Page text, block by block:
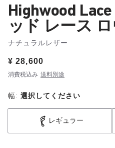
Highwood
ッド レース ロ
ナチュラルレザー
Price:
¥ 28,600
消費税込み 送料別途
幅: 選択してください
レギュラー